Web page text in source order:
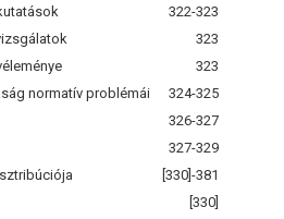
322-323
323
323
normatív problémái
324-325
326-327
327-329
[330]-381
[330]